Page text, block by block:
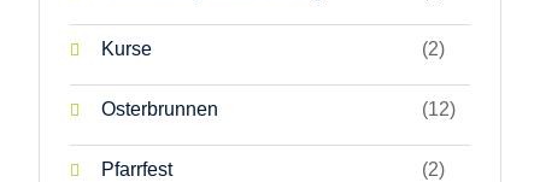
Kurse (2)
Osterbrunnen (12)
Pfarrfest (2)